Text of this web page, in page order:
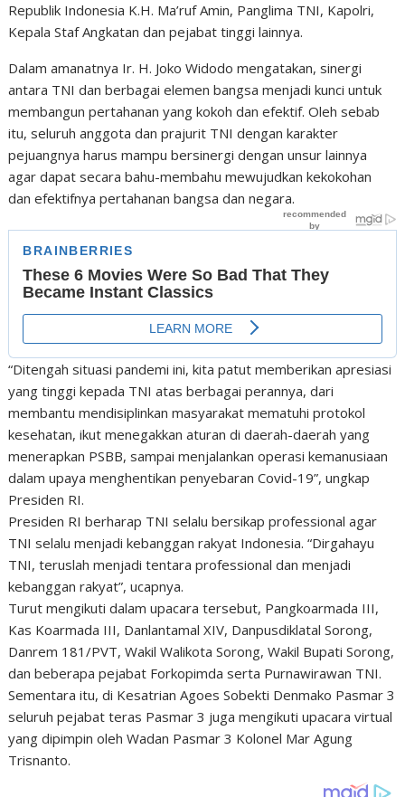
Republik Indonesia K.H. Ma’ruf Amin, Panglima TNI, Kapolri,
Kepala Staf Angkatan dan pejabat tinggi lainnya.
Dalam amanatnya Ir. H. Joko Widodo mengatakan, sinergi
antara TNI dan berbagai elemen bangsa menjadi kunci untuk
membangun pertahanan yang kokoh dan efektif. Oleh sebab
itu, seluruh anggota dan prajurit TNI dengan karakter
pejuangnya harus mampu bersinergi dengan unsur lainnya
agar dapat secara bahu-membahu mewujudkan kekokohan
dan efektifnya pertahanan bangsa dan negara.
“Ditengah situasi pandemi ini, kita patut memberikan apresiasi
yang tinggi kepada TNI atas berbagai perannya, dari
membantu mendisiplinkan masyarakat mematuhi protokol
kesehatan, ikut menegakkan aturan di daerah-daerah yang
menerapkan PSBB, sampai menjalankan operasi kemanusiaan
dalam upaya menghentikan penyebaran Covid-19”, ungkap
Presiden RI.
Presiden RI berharap TNI selalu bersikap professional agar
TNI selalu menjadi kebanggan rakyat Indonesia. “Dirgahayu
TNI, teruslah menjadi tentara professional dan menjadi
kebanggan rakyat”, ucapnya.
Turut mengikuti dalam upacara tersebut, Pangkoarmada III,
Kas Koarmada III, Danlantamal XIV, Danpusdiklatal Sorong,
Danrem 181/PVT, Wakil Walikota Sorong, Wakil Bupati Sorong,
dan beberapa pejabat Forkopimda serta Purnawirawan TNI.
Sementara itu, di Kesatrian Agoes Sobekti Denmako Pasmar 3
seluruh pejabat teras Pasmar 3 juga mengikuti upacara virtual
yang dipimpin oleh Wadan Pasmar 3 Kolonel Mar Agung
Trisnanto.